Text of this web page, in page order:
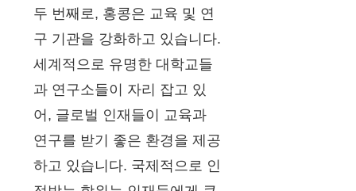
두 번째로, 홍콩은 교육 및 연
구 기관을 강화하고 있습니다.
세계적으로 유명한 대학교들
과 연구소들이 자리 잡고 있
어, 글로벌 인재들이 교육과
연구를 받기 좋은 환경을 제공
하고 있습니다. 국제적으로 인